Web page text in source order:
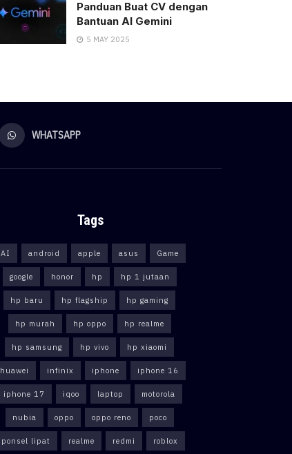
Panduan Buat CV dengan
Bantuan AI Gemini
5 MAY 2025
WHATSAPP
Tags
AI android apple asus Game
google honor hp hp 1 jutaan
hp baru hp flagship hp gaming
hp murah hp oppo hp realme
hp samsung hp vivo hp xiaomi
huawei infinix iphone iphone 16
iphone 17 iqoo laptop motorola
nubia oppo oppo reno poco
ponsel lipat realme redmi roblox